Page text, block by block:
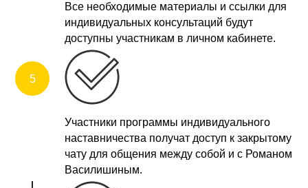
Все необходимые материалы и ссылки для
индивидуальных консультаций будут
доступны участникам в личном кабинете.
Участники программы индивидуального
наставничества получат доступ к закрытому
чату для общения между собой и с Романом
Василишиным.